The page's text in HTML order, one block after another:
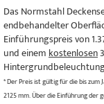
Das Normstahl
endbehandelter
Einführungspreis von
und einemkostenlosen
* Der Preis ist gültig für die bis
2125 mm. Über die Einführung